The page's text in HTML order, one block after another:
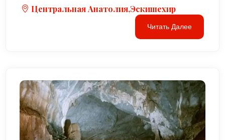
Центральная Анатолия,Эскишехир
Читать Далее